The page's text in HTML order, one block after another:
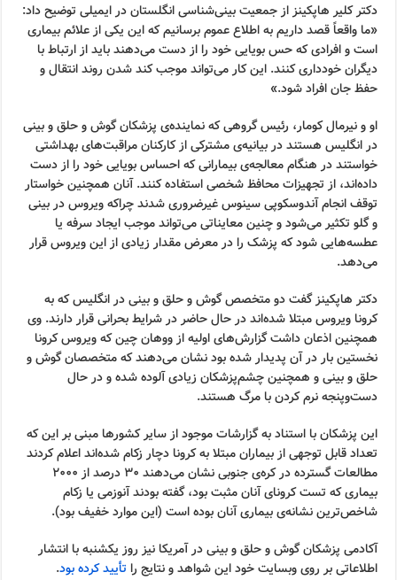
دکتر کلیر هاپکینز از جمعیت بینی‌شناسی انگلستان در ایمیلی توضیح داد:
«ما واقعاً قصد داریم به اطلاع عموم برسانیم که این یکی از علائم بیماری
است و افرادی که حس بویایی خود را از دست می‌دهند باید از ارتباط با
دیگران خودداری کنند. این کار می‌تواند موجب کند شدن روند انتقال و
حفظ جان افراد شود.»
او و نیرمال کومار، رئیس گروهی که نماینده‌ی پزشکان گوش و حلق و بینی
در انگلیس هستند در بیانیه‌ی مشترکی از کارکنان مراقبت‌های بهداشتی
خواستند در هنگام معالجه‌ی بیمارانی که احساس بویایی خود را از دست
داده‌اند، از تجهیزات محافظ شخصی استفاده کنند. آنان همچنین خواستار
توقف انجام آندوسکوپی سینوس غیرضروری شدند چراکه ویروس در بینی
و گلو تکثیر می‌شود و چنین معایناتی می‌تواند موجب ایجاد سرفه یا
عطسه‌هایی شود که پزشک را در معرض مقدار زیادی از این ویروس قرار
می‌دهد.
دکتر هاپکینز گفت دو متخصص گوش و حلق و بینی در انگلیس که به
کرونا ویروس مبتلا شده‌اند در حال حاضر در شرایط بحرانی قرار دارند. وی
همچنین اذعان داشت گزارش‌های اولیه از ووهان چین که ویروس کرونا
نخستین بار در آن پدیدار شده بود نشان می‌دهند که متخصصان گوش و
حلق و بینی و همچنین چشم‌پزشکان زیادی آلوده شده و در حال
دست‌وپنجه نرم کردن با مرگ هستند.
این پزشکان با استناد به گزارشات موجود از سایر کشورها مبنی بر این که
تعداد قابل توجهی از بیماران مبتلا به کرونا دچار زکام شده‌اند اعلام کردند
مطالعات گسترده در کره‌ی جنوبی نشان می‌دهند 30 درصد از 2000
بیماری که تست کرونای آنان مثبت بود، گفته بودند آنوزمی یا زکام
شاخص‌ترین نشانه‌ی بیماری آنان بوده است (این موارد خفیف بود).
آکادمی پزشکان گوش و حلق و بینی در آمریکا نیز روز یکشنبه با انتشار
اطلاعاتی بر روی وبسایت خود این شواهد و نتایج را تأیید کرده بود.